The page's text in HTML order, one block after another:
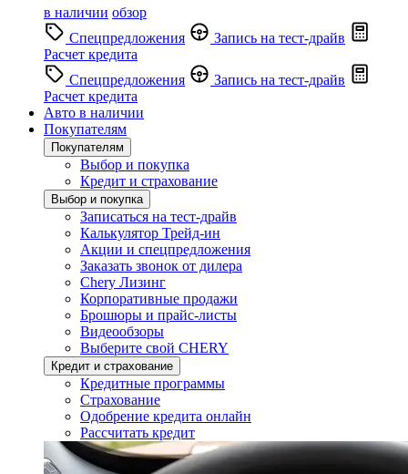
в наличии обзор
Спецпредложения
Запись на тест-драйв
Расчет кредита
Спецпредложения
Запись на тест-драйв
Расчет кредита
Авто в наличии
Покупателям
Покупателям
Выбор и покупка
Кредит и страхование
Выбор и покупка
Записаться на тест-драйв
Калькулятор Трейд-ин
Акции и спецпредложения
Заказать звонок от дилера
Chery Лизинг
Корпоративные продажи
Брошюры и прайс-листы
Видеообзоры
Выберите свой CHERY
Кредит и страхование
Кредитные программы
Страхование
Одобрение кредита онлайн
Рассчитать кредит